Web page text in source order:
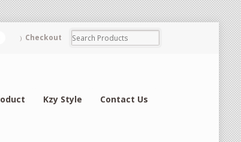
Checkout
Kzy Style Contact Us